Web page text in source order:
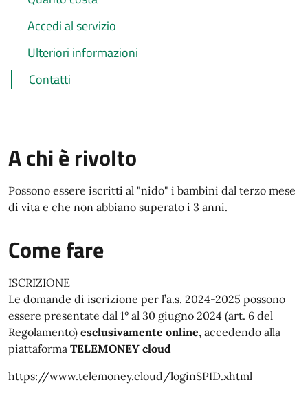
Accedi al servizio
Ulteriori informazioni
Contatti
A chi è rivolto
Possono essere iscritti al "nido" i bambini dal terzo mese
di vita e che non abbiano superato i 3 anni.
Come fare
ISCRIZIONE
Le domande di iscrizione per l’a.s. 2024-2025 possono
essere presentate dal 1° al 30 giugno 2024 (art. 6 del
Regolamento) esclusivamente online, accedendo alla
piattaforma TELEMONEY cloud
https://www.telemoney.cloud/loginSPID.xhtml